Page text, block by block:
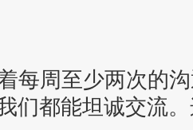
每周至少两次的
们都能坦诚交流